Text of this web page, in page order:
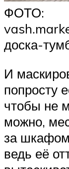
ФОТО:
доска-
И
попросту
чтобы не
можно,
за
ведь её